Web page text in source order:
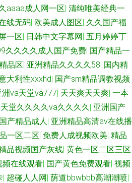
aaaa成人网一区| 清纯唯美经典一
线无码| 欧美成人图区| 久久国产福
一区| 日韩中文字幕网| 五月婷婷丁
久久久久成人国产免费| 国产精品一
品区| 亚洲精品久久久久58| 国内精
大利性xxxhd| 国产sm精品调教视频
洲va天堂va777| 天天爽天天爽| 一本
天堂久久久久va久久久久| 亚洲国产
产精品成人| 亚洲精品高清av在线播
一区二区| 免费人成视频欧美| 精品
品视频国产灰线| 黄色一区二区三区
频在线观看| 国产黄色免费观看| 视频
| 超碰人人网| 荫道bbwbbb高潮潮喷|